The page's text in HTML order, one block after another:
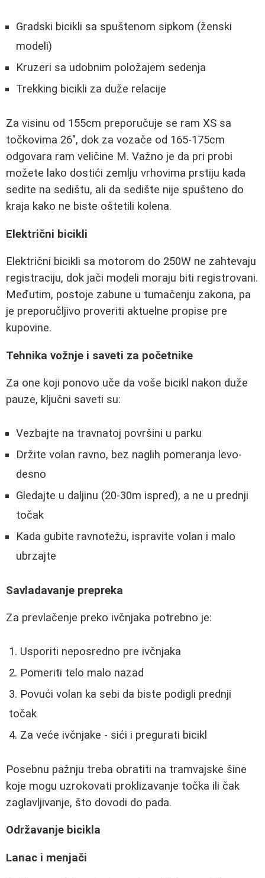
Gradski bicikli sa spuštenom sipkom (ženski
modeli)
Kruzeri sa udobnim položajem sedenja
Trekking bicikli za duže relacije
Za visinu od 155cm preporučuje se ram XS sa
točkovima 26", dok za vozače od 165-175cm
odgovara ram veličine M. Važno je da pri probi
možete lako dostići zemlju vrhovima prstiju kada
sedite na sedištu, ali da sedište nije spušteno do
kraja kako ne biste oštetili kolena.
Električni bicikli
Električni bicikli sa motorom do 250W ne zahtevaju
registraciju, dok jači modeli moraju biti registrovani.
Međutim, postoje zabune u tumačenju zakona, pa
je preporučljivo proveriti aktuelne propise pre
kupovine.
Tehnika vožnje i saveti za početnike
Za one koji ponovo uče da voše bicikl nakon duže
pauze, ključni saveti su:
Vezbajte na travnatoj površini u parku
Držite volan ravno, bez naglih pomeranja levo-
desno
Gledajte u daljinu (20-30m ispred), a ne u prednji
točak
Kada gubite ravnotežu, ispravite volan i malo
ubrzajte
Savladavanje prepreka
Za prevlačenje preko ivčnjaka potrebno je:
Usporiti neposredno pre ivčnjaka
Pomeriti telo malo nazad
Povući volan ka sebi da biste podigli prednji
točak
Za veće ivčnjake - sići i pregurati bicikl
Posebnu pažnju treba obratiti na tramvajske šine
koje mogu uzrokovati proklizavanje točka ili čak
zaglavljivanje, što dovodi do pada.
Održavanje bicikla
Lanac i menjači